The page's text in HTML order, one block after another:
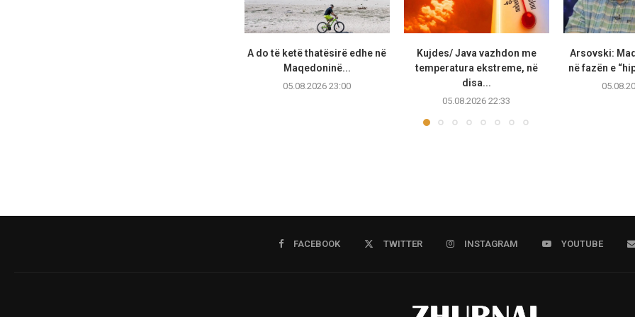
A do të ketë thatësirë edhe në
Maqedoninë...
05.08.2026 23:00
Kujdes/ Java vazhdon me
temperatura ekstreme, në
disa...
05.08.2026 22:33
Arsovski:
në fazën e
FACEBOOK TWITTER INSTAGRAM YOUTUBE